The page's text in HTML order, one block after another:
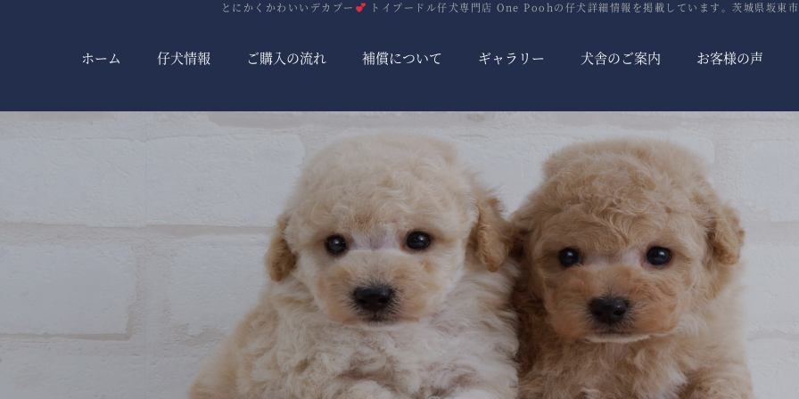
とにかくかわいいデカプー トイプードル仔犬専門店 One Poohの仔犬詳細情報を掲載しています。茨城県坂東市
ホーム 仔犬情報 ご購入の流れ 補償について ギャラリー 犬舎のご案内 お客様の声